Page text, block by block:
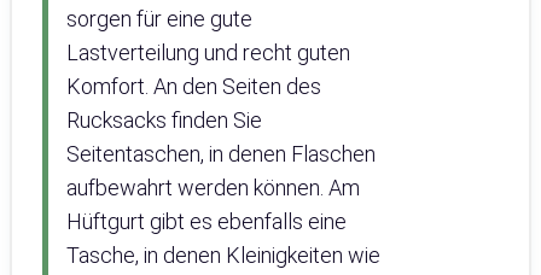
sorgen für eine gute
Lastverteilung und recht guten
Komfort. An den Seiten des
Rucksacks finden Sie
Seitentaschen, in denen Flaschen
aufbewahrt werden können. Am
Hüftgurt gibt es ebenfalls eine
Tasche, in denen Kleinigkeiten wie